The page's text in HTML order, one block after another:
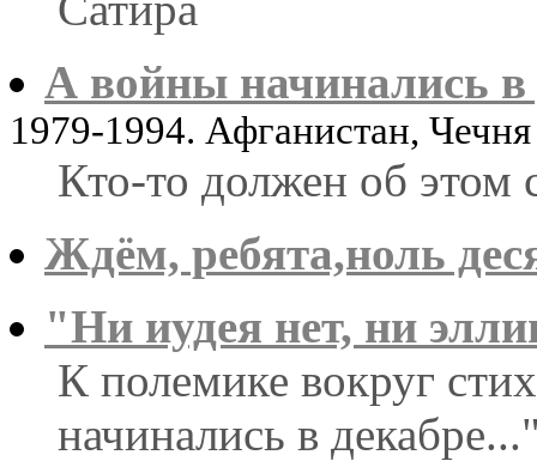
А войны начинались в
1979-1994. Афганистан,
Кто-то должен об этом
Ждём, ребята,ноль
"Ни иудея нет, ни
К полемике вокруг
начинались в